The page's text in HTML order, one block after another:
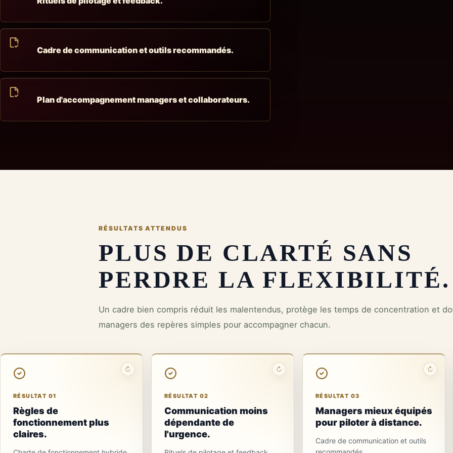
Cadre de communication et outils recommandés.
Plan d'accompagnement managers et collaborateurs.
RÉSULTATS ATTENDUS
PLUS DE CLARTÉ SANS
PERDRE LA FLEXIBILITÉ.
Un cadre bien compris réduit les malentendus, protège les temps de concentration et
managers des repères simples pour accompagner chacun.
↻
RÉSULTAT 01
Règles de
fonctionnement plus
claires.
↻
RÉSULTAT 02
Communication moins
dépendante de
l'urgence.
RÉSULTAT 02
l'urgence
↻
RÉSULTAT 03
Managers mieux équipés
pour piloter à distance.
Cadre de communication et outils
RÉSULTAT
managers
confiance
RÉSULTAT 04
pratique
collectifs,